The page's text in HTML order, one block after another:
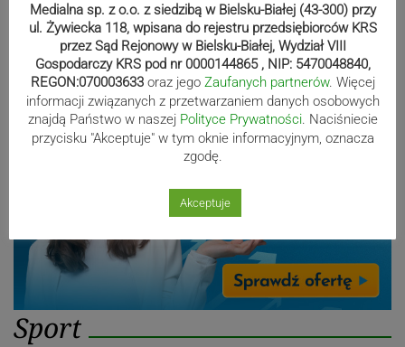
Reklama
Sport
Medialna sp. z o.o. z siedzibą w Bielsku-Białej (43-300) przy
ul. Żywiecka 118, wpisana do rejestru przedsiębiorców KRS
przez Sąd Rejonowy w Bielsku-Białej, Wydział VIII
Gospodarczy KRS pod nr 0000144865 , NIP: 5470048840,
REGON:070003633 oraz jego Zaufanych partnerów. Więcej
informacji związanych z przetwarzaniem danych osobowych
znajdą Państwo w naszej Polityce Prywatności. Naciśniecie
przycisku "Akceptuje" w tym oknie informacyjnym, oznacza
zgodę.
Akceptuje